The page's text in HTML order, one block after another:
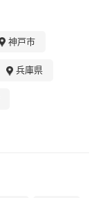
神戸市
兵庫県